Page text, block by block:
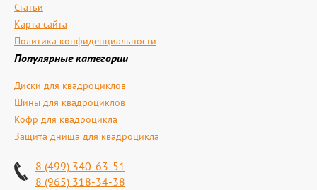
Статьи
Карта сайта
Политика конфиденциальности
Популярные категории
Диски для квадроциклов
Шины для квадроциклов
Кофр для квадроцикла
Защита днища для квадроцикла
8 (499) 340-63-51
8 (965) 318-34-38